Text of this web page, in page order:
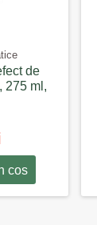
de
275 ml,
cos